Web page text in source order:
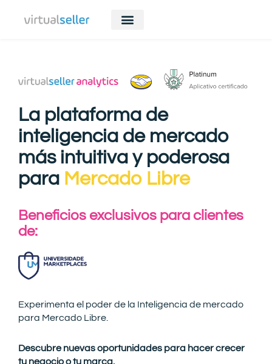
La plataforma de
inteligencia de mercado
más intuitiva y poderosa
para Mercado Libre
Beneficios exclusivos para clientes
de:
Experimenta el poder de la Inteligencia de mercado
para Mercado Libre.
Descubre nuevas oportunidades para hacer crecer
tu negocio o tu marca.